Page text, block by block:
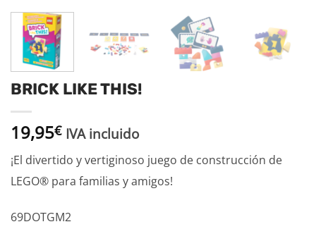
BRICK LIKE THIS!
19,95€ IVA incluido
¡El divertido y vertiginoso juego de construcción de
LEGO® para familias y amigos!
69DOTGM2